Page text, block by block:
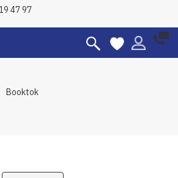
47 97
Booktok